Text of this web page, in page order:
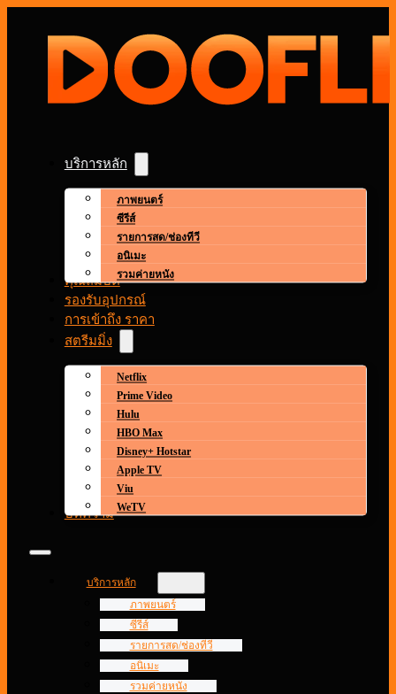
บริการหลัก
ภาพยนตร์
ซีรีส์
รายการสด/ช่องทีวี
อนิเมะ
รวมค่ายหนัง
คุณสมบัติ
รองรับอุปกรณ์
การเข้าถึง ราคา
สตรีมมิ่ง
Netflix
Prime Video
Hulu
HBO Max
Disney+ Hotstar
Apple TV
Viu
WeTV
บทความ
บริการหลัก
ภาพยนตร์
ซีรีส์
รายการสด/ช่องทีวี
อนิเมะ
รวมค่ายหนัง